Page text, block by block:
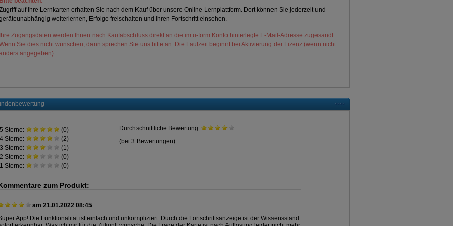
auf Ihre Lernkarten erhalten Sie nach dem Kauf über unsere Online-Lernplattform. Dort können Sie jederzeit und
weiterlernen, Erfolge freischalten und Ihren Fortschritt einsehen.
Zugangsdaten werden Ihnen nach Kaufabschluss direkt an die im u-form Konto hinterlegte E-Mail-Adresse zugesandt.
Sie dies nicht wünschen, dann sprechen Sie uns bitte an. Die Laufzeit beginnt bei Aktivierung der Lizenz (wenn nicht
angegeben).